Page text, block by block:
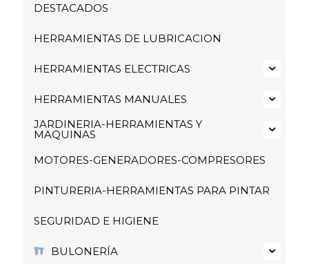
DESTACADOS
HERRAMIENTAS DE LUBRICACION
HERRAMIENTAS ELECTRICAS
HERRAMIENTAS MANUALES
JARDINERIA-HERRAMIENTAS Y
MAQUINAS
MOTORES-GENERADORES-COMPRESORES
PINTURERIA-HERRAMIENTAS PARA PINTAR
SEGURIDAD E HIGIENE
BULONERÍA